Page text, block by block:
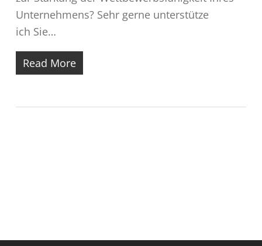
Unternehmens? Sehr gerne unterstütze
ich Sie…
Read More